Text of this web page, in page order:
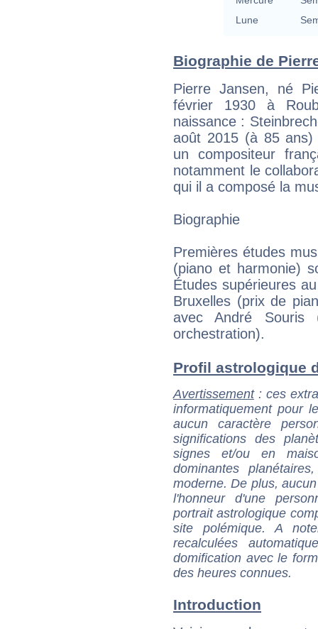
Lune
Biographie de
Pierre Jansen, né
février 1930 à
naissance :
août 2015 (à 85 ans)
un compositeur
notamment le
qui il a composé la
Biographie
Premières études
(piano et harmonie)
Études supérieures
Bruxelles (prix de
avec André Souris
orchestration).
Profil astrologique
Avertissement: ces
informatiquement pour
aucun caractère
significations des
signes et/ou en
dominantes
moderne. De plus,
l'honneur d'une
portrait astrologique
site polémique. A
recalculées
domification avec le
des heures connues.
Introduction